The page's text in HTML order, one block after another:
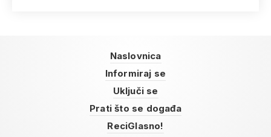
Naslovnica
Informiraj se
Uključi se
Prati što se događa
ReciGlasno!